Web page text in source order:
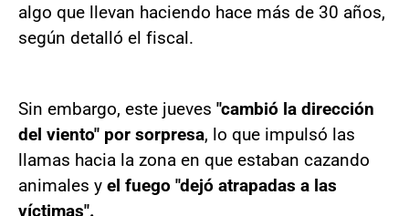
algo que llevan haciendo hace más de 30 años,
según detalló el fiscal.
Sin embargo, este jueves "cambió la dirección
del viento" por sorpresa, lo que impulsó las
llamas hacia la zona en que estaban cazando
animales y el fuego "dejó atrapadas a las
víctimas".